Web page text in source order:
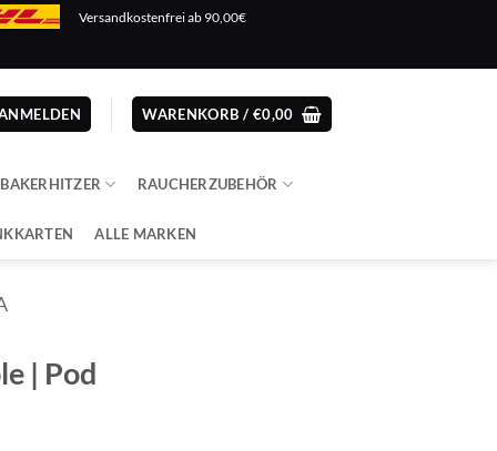
Versandkostenfrei ab 90,00€
WARENKORB / €0,00
RAUCHERZUBEHÖR
ALLE MARKEN
| Pod